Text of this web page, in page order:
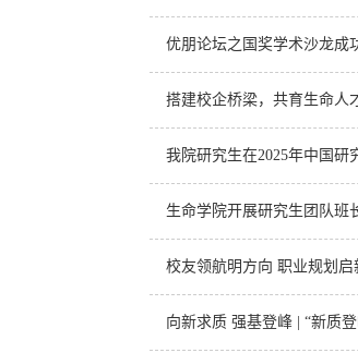
优朋论坛之国奖学术沙龙成
搭建校企桥梁，共育生命
我院研究生在2025年中国研
生命学院开展研究生团队班
校友领航明方向 职业规划
向新求质 强基登峰 | “新质